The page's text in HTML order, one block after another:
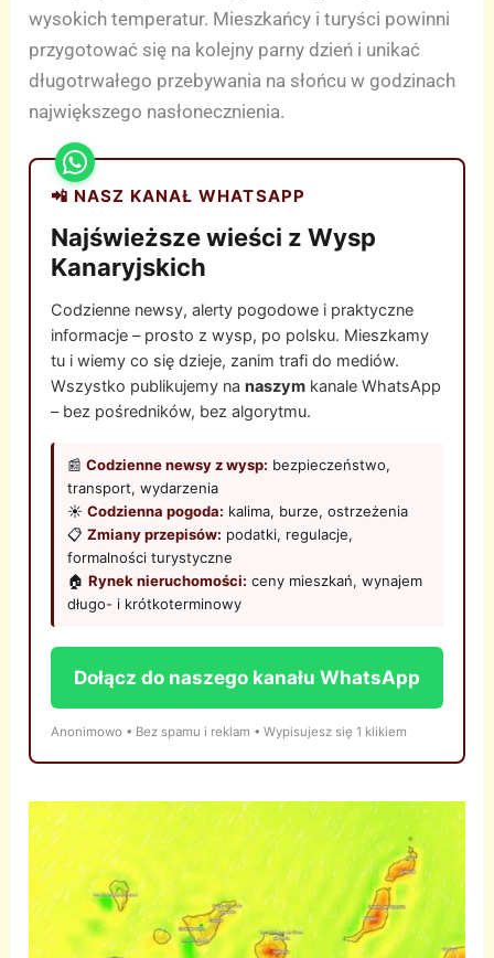
wysokich temperatur. Mieszkańcy i turyści powinni
przygotować się na kolejny parny dzień i unikać
długotrwałego przebywania na słońcu w godzinach
największego nasłonecznienia.
📲 NASZ KANAŁ WHATSAPP
Najświeższe wieści z Wysp
Kanaryjskich
Codzienne newsy, alerty pogodowe i praktyczne
informacje – prosto z wysp, po polsku. Mieszkamy
tu i wiemy co się dzieje, zanim trafi do mediów.
Wszystko publikujemy nanaszym kanale WhatsApp
– bez pośredników, bez algorytmu.
📰Codzienne newsy z wysp: bezpieczeństwo,
transport, wydarzenia
☀️Codzienna pogoda: kalima, burze, ostrzeżenia
📋Zmiany przepisów: podatki, regulacje,
formalności turystyczne
🏠Rynek nieruchomości: ceny mieszkań, wynajem
długo- i krótkoterminowy
Dołącz do naszego kanału WhatsApp
Anonimowo • Bez spamu i reklam • Wypisujesz się 1 klikiem